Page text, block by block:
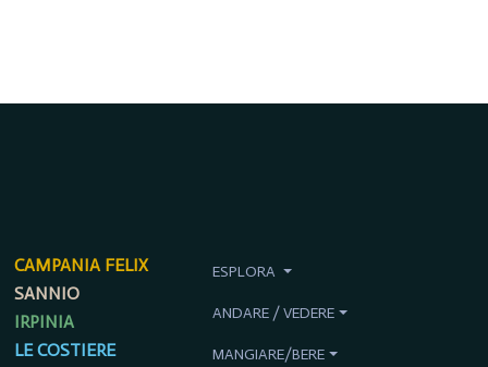
CAMPANIA FELIX
SANNIO
IRPINIA
LE COSTIERE
ESPLORA
ANDARE / VEDERE
MANGIARE/BERE